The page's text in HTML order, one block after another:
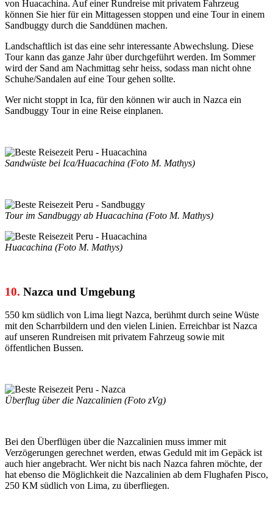
von Huacachina. Auf einer Rundreise mit privatem Fahrzeug
können Sie hier für ein Mittagessen stoppen und eine Tour in einem
Sandbuggy durch die Sanddünen machen.
Landschaftlich ist das eine sehr interessante Abwechslung. Diese
Tour kann das ganze Jahr über durchgeführt werden. Im Sommer
wird der Sand am Nachmittag sehr heiss, sodass man nicht ohne
Schuhe/Sandalen auf eine Tour gehen sollte.
Wer nicht stoppt in Ica, für den können wir auch in Nazca ein
Sandbuggy Tour in eine Reise einplanen.
Sandwüste bei Ica/Huacachina (Foto M. Mathys)
Tour im Sandbuggy ab Huacachina (Foto M. Mathys)
Huacachina (Foto M. Mathys)
10. Nazca und Umgebung
550 km südlich von Lima liegt Nazca, berühmt durch seine Wüste
mit den Scharrbildern und den vielen Linien. Erreichbar ist Nazca
auf unseren Rundreisen mit privatem Fahrzeug sowie mit
öffentlichen Bussen.
Überflug über die Nazcalinien (Foto zVg)
Bei den Überflügen über die Nazcalinien muss immer mit
Verzögerungen gerechnet werden, etwas Geduld mit im Gepäck ist
auch hier angebracht. Wer nicht bis nach Nazca fahren möchte, der
hat ebenso die Möglichkeit die Nazcalinien ab dem Flughafen Pisco,
250 KM südlich von Lima, zu überfliegen.